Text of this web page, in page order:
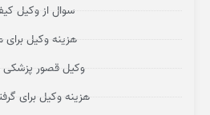
سوال از وکیل
هزینه وکیل
وکیل قصور پزشکی
هزینه وکیل برای